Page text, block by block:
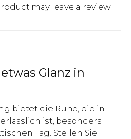
may leave a review.
Glanz in
bietet die Ruhe, die in
ist, besonders
Tag. Stellen Sie